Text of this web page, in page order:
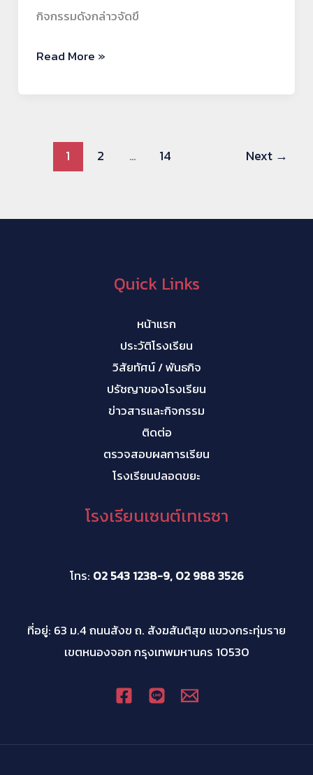
กิจกรรมดังกล่าวจัดขึ
สร้างสรรค์
การ
ผู้
การ
Read More »
1 2 … 14 Next →
Quick Links
หน้าแรก
ประวัติโรงเรียน
วิสัยทัศน์ / พันธกิจ
ปรัชญาของโรงเรียน
ข่าวสารและกิจกรรม
ติดต่อ
ตรวจสอบผลการเรียน
โรงเรียนปลอดขยะ
โรงเรียนเซนต์เทเรซา
โทร: 02 543 1238-9, 02 988 3526
ที่อยู่: 63 ม.4 ถนนสังฃ ถ. สังฆสันติสุข แขวงกระทุ่มราย
เขตหนองจอก กรุงเทพมหานคร 10530